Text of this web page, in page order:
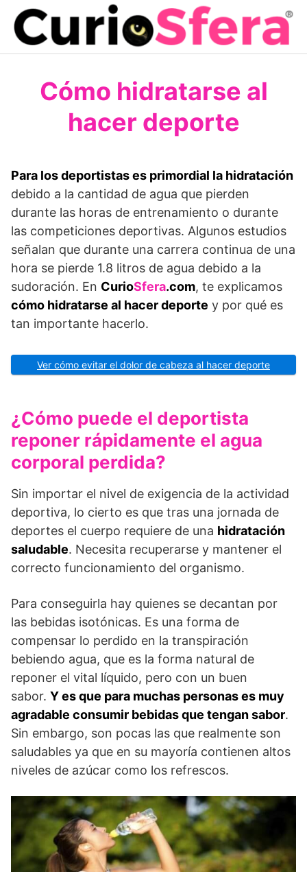
Saltar
contenido
Cómo hidratarse al
hacer deporte
Para los deportistas es primordial la hidratación
debido a la cantidad de agua que pierden
durante las horas de entrenamiento o durante
las competiciones deportivas. Algunos estudios
señalan que durante una carrera continua de una
hora se pierde 1.8 litros de agua debido a la
sudoración. En CurioSfera.com, te explicamos
cómo hidratarse al hacer deporte y por qué es
tan importante hacerlo.
Ver cómo evitar el dolor de cabeza al hacer deporte
¿Cómo puede el deportista
reponer rápidamente el agua
corporal perdida?
Sin importar el nivel de exigencia de la actividad
deportiva, lo cierto es que tras una jornada de
deportes el cuerpo requiere de una hidratación
saludable. Necesita recuperarse y mantener el
correcto funcionamiento del organismo.
Para conseguirla hay quienes se decantan por
las bebidas isotónicas. Es una forma de
compensar lo perdido en la transpiración
bebiendo agua, que es la forma natural de
reponer el vital líquido, pero con un buen
sabor. Y es que para muchas personas es muy
agradable consumir bebidas que tengan sabor.
Sin embargo, son pocas las que realmente son
saludables ya que en su mayoría contienen altos
niveles de azúcar como los refrescos.